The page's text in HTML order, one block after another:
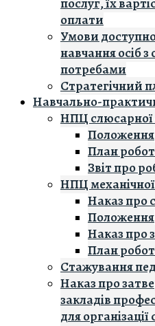
оплати
Умови
навчання осіб
потребами
Стратегічний
Навчально-
НПЦ слюсарної
Положення
План
Звіт про
НПЦ
Наказ про
Положення
Наказ про
План
Стажування
Наказ про
закладів
для